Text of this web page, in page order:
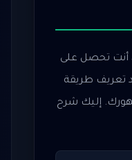
أنت تحصل على
تعريف طريقة
إليك شرح